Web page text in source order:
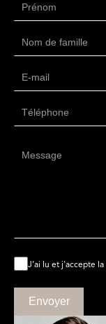
J’ai lu et j'accepte la
Envoyer